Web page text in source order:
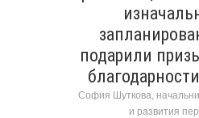
подарили
София Шуткова,
и развития